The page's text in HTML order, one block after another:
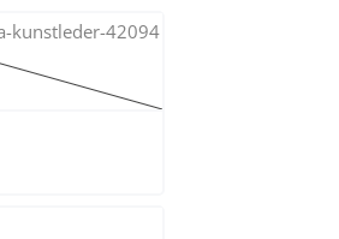
Blanco
(Esta opción no está disponible en este